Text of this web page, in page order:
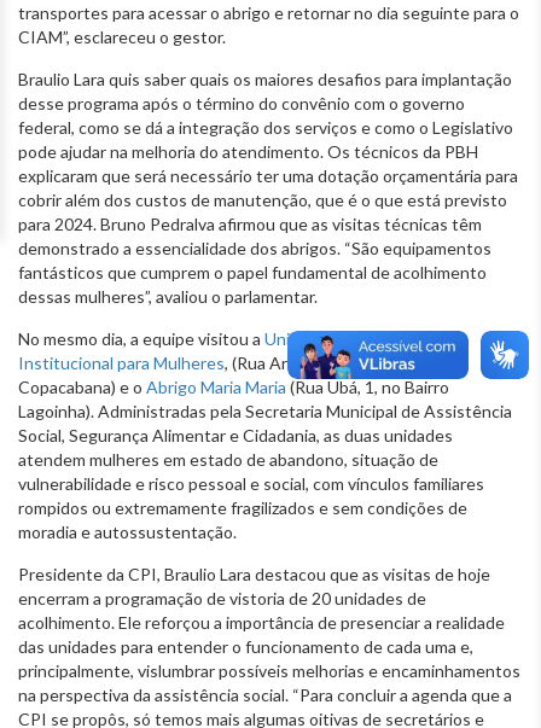
transportes para acessar o abrigo e retornar no dia seguinte para o
CIAM”, esclareceu o gestor.
Braulio Lara quis saber quais os maiores desafios para implantação
desse programa após o término do convênio com o governo
federal, como se dá a integração dos serviços e como o Legislativo
pode ajudar na melhoria do atendimento. Os técnicos da PBH
explicaram que será necessário ter uma dotação orçamentária para
cobrir além dos custos de manutenção, que é o que está previsto
para 2024. Bruno Pedralva afirmou que as visitas técnicas têm
demonstrado a essencialidade dos abrigos. “São equipamentos
fantásticos que cumprem o papel fundamental de acolhimento
dessas mulheres”, avaliou o parlamentar.
No mesmo dia, a equipe visitou a Unidade de Acolhimento
Institucional para Mulheres, (Rua Argentina, 39, Bairro
Copacabana) e o Abrigo Maria Maria (Rua Ubá, 1, no Bairro
Lagoinha). Administradas pela Secretaria Municipal de Assistência
Social, Segurança Alimentar e Cidadania, as duas unidades
atendem mulheres em estado de abandono, situação de
vulnerabilidade e risco pessoal e social, com vínculos familiares
rompidos ou extremamente fragilizados e sem condições de
moradia e autossustentação.
Presidente da CPI, Braulio Lara destacou que as visitas de hoje
encerram a programação de vistoria de 20 unidades de
acolhimento. Ele reforçou a importância de presenciar a realidade
das unidades para entender o funcionamento de cada uma e,
principalmente, vislumbrar possíveis melhorias e encaminhamentos
na perspectiva da assistência social. “Para concluir a agenda que a
CPI se propôs, só temos mais algumas oitivas de secretários e